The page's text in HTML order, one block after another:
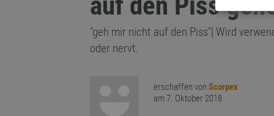
"geh mir nicht auf den Piss"| Wird
oder nervt.
erschaffen von Scorpex
am 7. Oktober 2018